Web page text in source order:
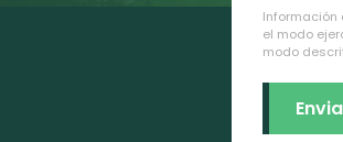
Información
el modo
modo